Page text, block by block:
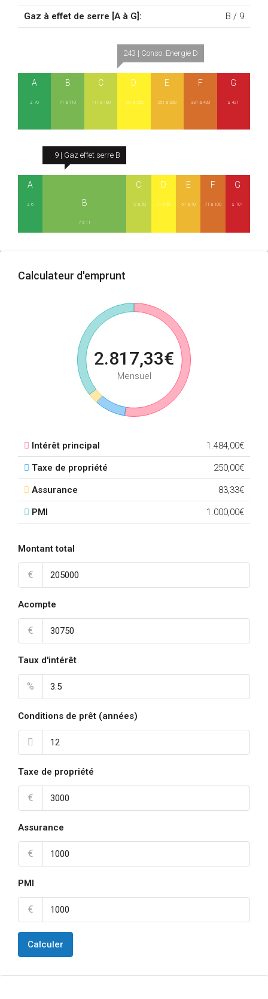
Gaz à effet de serre [A à G]: 9
B /
A
≤ 70
B
71 à 110
C
111 à 180
243 | Conso. Energie D
D
181 à 250
E
251 à 330
F
331 à 420
G
≥ 421
A
≤ 6
9 | Gaz effet serre B
B
7 à 11
C
12 à 30
D
31 à 50
E
51 à 70
F
71 à 100
G
≥ 101
Calculateur d'emprunt
2.817,33€
Mensuel
Intérêt principal 1.484,00€
Taxe de propriété 250,00€
Assurance 83,33€
PMI 1.000,00€
Montant total
€
Acompte
€
Taux d'intérêt
%
Conditions de prêt (années)
Taxe de propriété
€
Assurance
€
PMI
€
Calculer